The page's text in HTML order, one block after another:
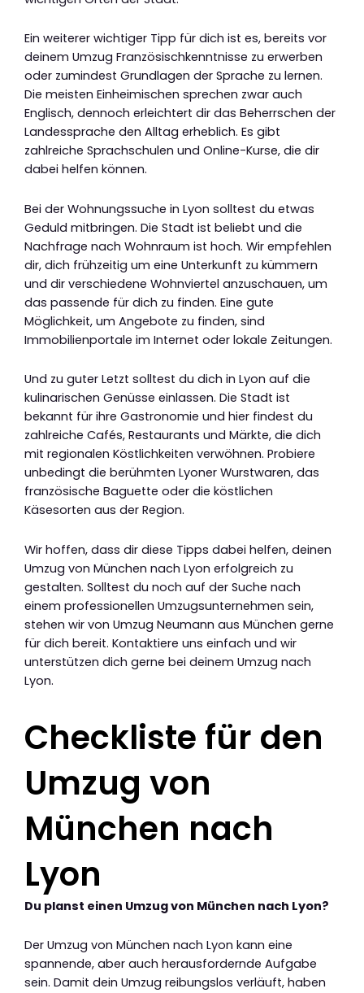
Ein weiterer wichtiger Tipp für dich ist es, bereits vor
deinem Umzug Französischkenntnisse zu erwerben
oder zumindest Grundlagen der Sprache zu lernen.
Die meisten Einheimischen sprechen zwar auch
Englisch, dennoch erleichtert dir das Beherrschen der
Landessprache den Alltag erheblich. Es gibt
zahlreiche Sprachschulen und Online-Kurse, die dir
dabei helfen können.
Bei der Wohnungssuche in Lyon solltest du etwas
Geduld mitbringen. Die Stadt ist beliebt und die
Nachfrage nach Wohnraum ist hoch. Wir empfehlen
dir, dich frühzeitig um eine Unterkunft zu kümmern
und dir verschiedene Wohnviertel anzuschauen, um
das passende für dich zu finden. Eine gute
Möglichkeit, um Angebote zu finden, sind
Immobilienportale im Internet oder lokale Zeitungen.
Und zu guter Letzt solltest du dich in Lyon auf die
kulinarischen Genüsse einlassen. Die Stadt ist
bekannt für ihre Gastronomie und hier findest du
zahlreiche Cafés, Restaurants und Märkte, die dich
mit regionalen Köstlichkeiten verwöhnen. Probiere
unbedingt die berühmten Lyoner Wurstwaren, das
französische Baguette oder die köstlichen
Käsesorten aus der Region.
Wir hoffen, dass dir diese Tipps dabei helfen, deinen
Umzug von München nach Lyon erfolgreich zu
gestalten. Solltest du noch auf der Suche nach
einem professionellen Umzugsunternehmen sein,
stehen wir von Umzug Neumann aus München gerne
für dich bereit. Kontaktiere uns einfach und wir
unterstützen dich gerne bei deinem Umzug nach
Lyon.
Checkliste für den
Umzug von
München nach
Lyon
Du planst einen Umzug von München nach Lyon?
Der Umzug von München nach Lyon kann eine
spannende, aber auch herausfordernde Aufgabe
sein. Damit dein Umzug reibungslos verläuft, haben